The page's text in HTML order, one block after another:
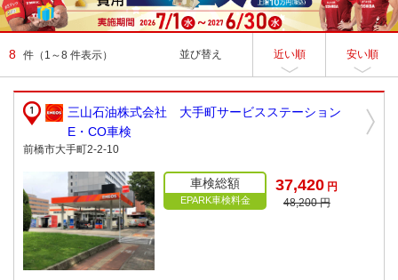
8 件 （1～8 件表示） 並び替え 近い順 安い順
三山石油株式会社 大手町サービスステーション
E・CO車検
前橋市大手町2-2-10
車検総額
EPARK車検料金
37,420 円
48,200 円